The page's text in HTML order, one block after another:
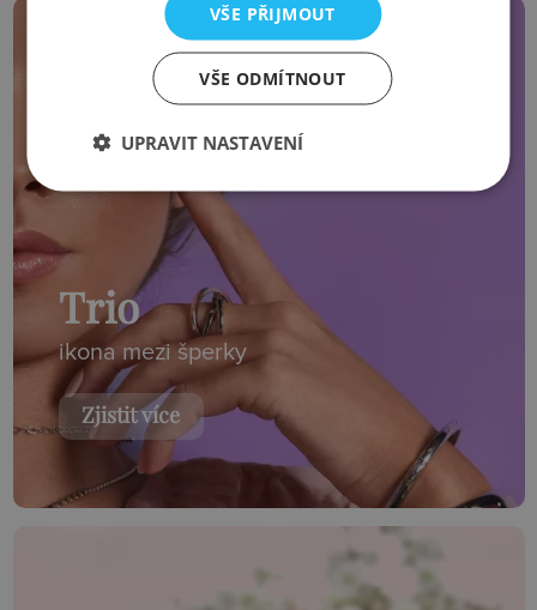
Trio
ikona mezi šperky
Zjistit více
VŠE PŘIJMOUT
VŠE ODMÍTNOUT
UPRAVIT NASTAVENÍ